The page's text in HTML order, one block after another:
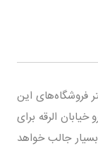
فروشگاه‌های این
الرقه برای
جالب خواهد